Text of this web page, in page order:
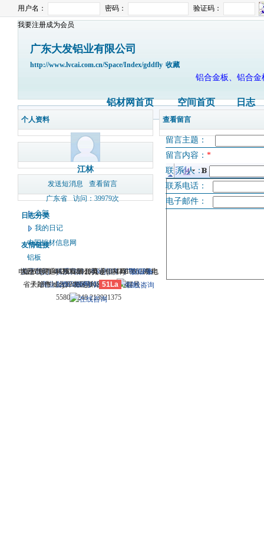
用户名： 密码：
验证码：
我要注册成为会员
广东大发铝业有限公司
http://www.lvcai.com.cn/Space/Index/gddfly 收藏
铝合金板、铝合
铝材网首页 空间首页 日志
个人资料
江林
发送短消息
查看留言
广东省
访问：39979次
日志分类
全部
我的日记
友情链接
中国铝材信息网
铝板
查看留言
留言主题：
留言内容： *
联 系 人：
联系电话：
电子邮件：
关于我们-联系我们-本站招聘-广告服务-
商业合作-服务内容-服务条款
电话：(0714)8765286 传真：(0714)8765285 电
子邮件：dylt2006@163.com QQ群号：
558099248 213921375
大冶市灵通科技有限公司 @ （435100）湖北
省大冶市城北开发区新冶大道
版权所有 © 2006-2026灵通铝材网鄂ICP备
12005698号-1
51La